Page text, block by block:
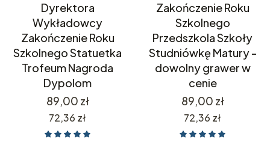
Dyrektora
Wykładowcy
Zakończenie Roku
Szkolnego Statuetka
Trofeum Nagroda
Dypolom
Cena
89,00 zł
Cena
72,36 zł
Zakończenie Roku
Szkolnego
Przedszkola Szkoły
Studniówkę Matury -
dowolny grawer w
cenie
Cena
89,00 zł
Cena
72,36 zł